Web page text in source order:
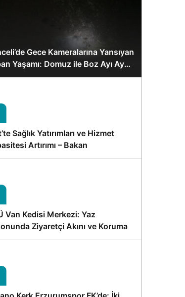
Gece Kameralarına Yansıyan
Yaşamı: Domuz ile Boz Ayı Aynı
Sağlık Yatırımları ve Hizmet
Artırımı – Bakan
Ziyareti
Van Kedisi Merkezi: Yaz
Ziyaretçi Akını ve Koruma